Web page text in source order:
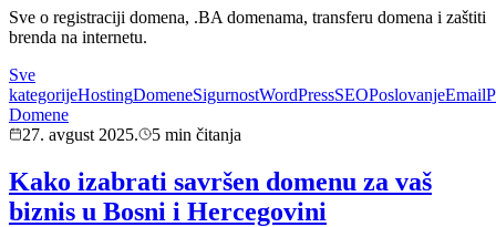
Sve o registraciji domena, .BA domenama, transferu domena i zaštiti
brenda na internetu.
Sve
kategorijeHostingDomeneSigurnostWordPressSEOPoslovanjeEmail
Domene
27. avgust 2025.
5 min čitanja
Kako izabrati savršen domenu za vaš
biznis u Bosni i Hercegovini